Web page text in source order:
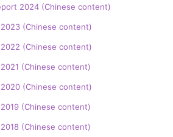
2024 (Chinese content)
(Chinese content)
(Chinese content)
(Chinese content)
(Chinese content)
(Chinese content)
(Chinese content)